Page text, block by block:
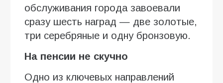
обслуживания города завоевали
сразу шесть наград — две золотые,
три серебряные и одну бронзовую.
На пенсии не скучно
Одно из ключевых направлений